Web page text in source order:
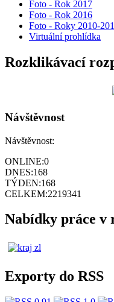
Foto - Rok 2017
Foto - Rok 2016
Foto - Roky 2010-
Virtuální prohlídka
Rozklikávací
Návštěvnost
Návštěvnost:
ONLINE:0
DNES:168
TÝDEN:168
CELKEM:2219341
Nabídky práce v
Exporty do RSS